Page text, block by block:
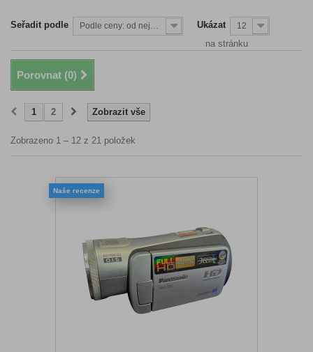
Seřadit podle Podle ceny: od nejnižší Ukázat 12
na stránku
Porovnat (0)
Zobrazit vše
1 2
Zobrazeno 1 – 12 z 21 položek
Naše recenze